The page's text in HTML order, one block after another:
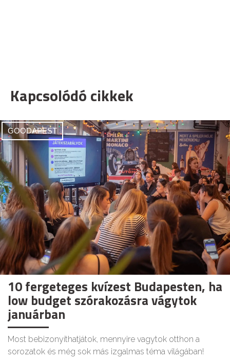
Kapcsolódó cikkek
GOODAPEST
10 fergeteges kvízest Budapesten, ha
low budget szórakozásra vágytok
januárban
Most bebizonyíthatjátok, mennyire vagytok otthon a
sorozatok és még sok más izgalmas téma világában!